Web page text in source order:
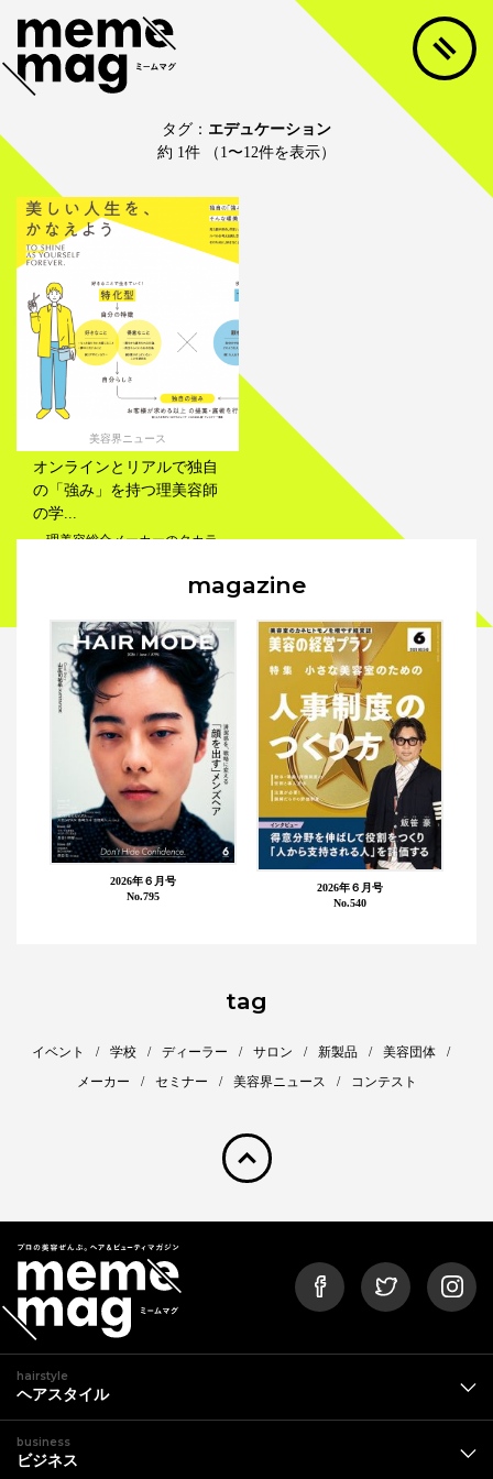
タグ： エデュケーション
約 1件 （1〜12件を表示）
美容界ニュース
オンラインとリアルで独自
の「強み」を持つ理美容師
の学...
理美容総合メーカーのタカラ
表取締役会長兼社長）の理美容
エデュケーション 美容師
magazine
2026年６月号
No.795
2026年６月号
No.540
tag
イベント 学校 ディーラー サロン 新製品
美容団体
メーカー
セミナー 美容界ニュース コンテスト
pagetop
hairstyle
ヘアスタイル
business
ビジネス